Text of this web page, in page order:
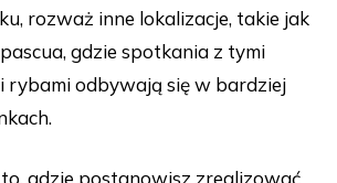
rozważ inne lokalizacje, takie jak
gdzie spotkania z tymi
rybami odbywają się w bardziej
gdzie postanowisz zrealizować